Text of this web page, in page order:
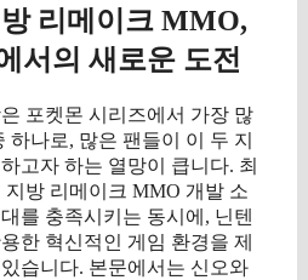
리메이크 MMO,
서의 새로운 도전
포켓몬 시리즈에서 가장 많
하나로, 많은 팬들이 이 두 지
고자 하는 열망이 큽니다. 최
방 리메이크 MMO 개발 소
를 충족시키는 동시에, 닌텐
한 혁신적인 게임 환경을 제
습니다. 본문에서는 신오와